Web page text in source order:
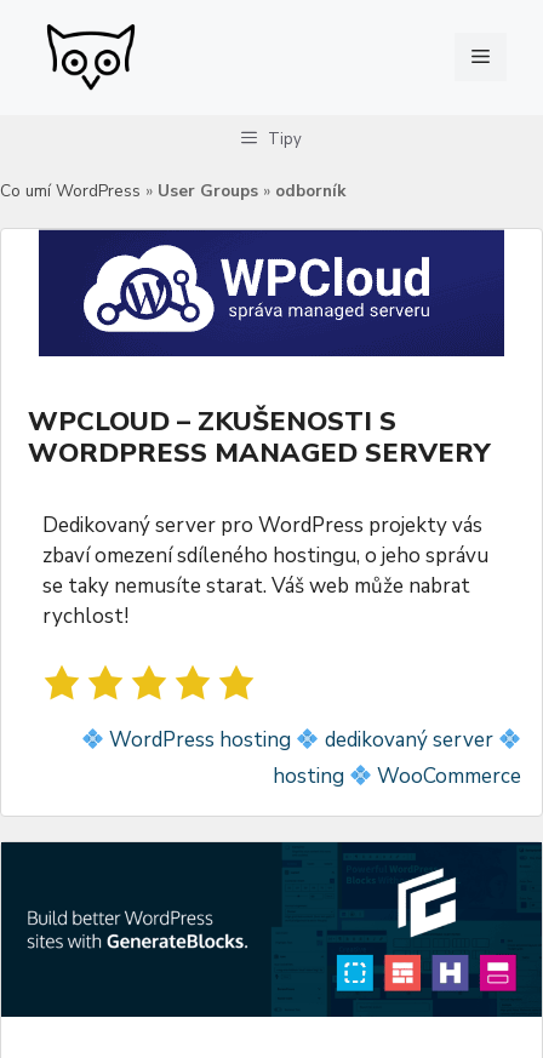
obsah
Menu
Tipy
Co umí WordPress » User Groups » odborník
WPCLOUD – ZKUŠENOSTI S
WORDPRESS MANAGED SERVERY
Dedikovaný server pro WordPress projekty vás
zbaví omezení sdíleného hostingu, o jeho správu
se taky nemusíte starat. Váš web může nabrat
rychlost!
WordPress hosting
dedikovaný server
hosting
WooCommerce